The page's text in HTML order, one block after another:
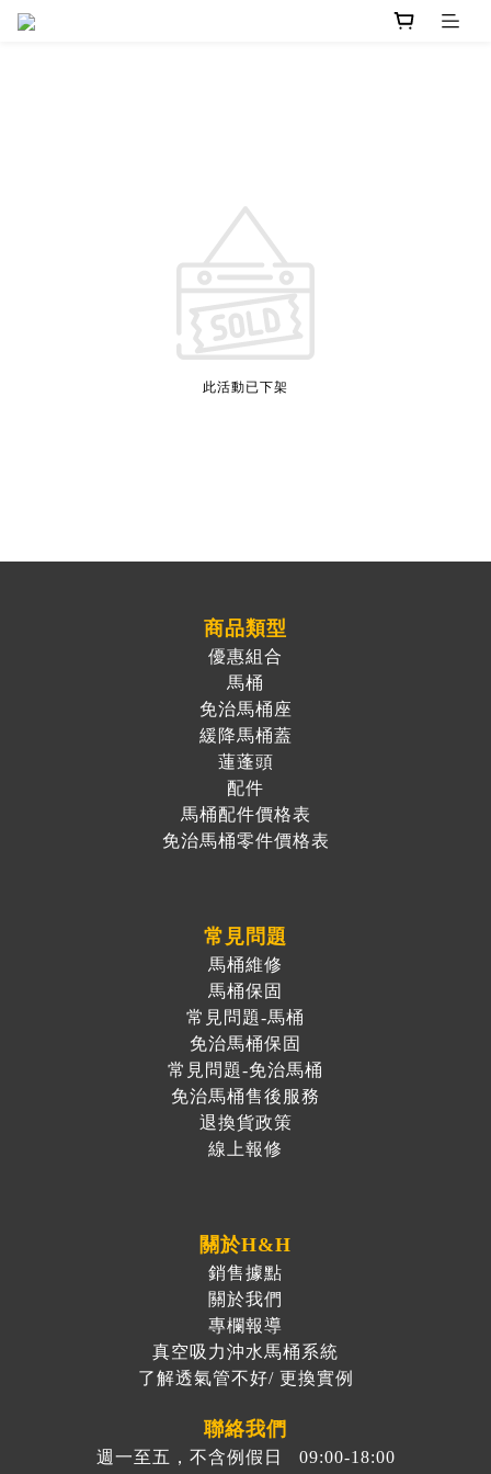
此活動已下架
商品類型
優惠組合
馬桶
免治馬桶座
緩降馬桶蓋
蓮蓬頭
配件
馬桶配件價格表
免治馬桶零件價格表
常見問題
馬桶維修
馬桶保固
常見問題-馬桶
免治馬桶保固
常見問題-免治馬桶
免治馬桶售後服務
退換貨政策
線上報修
關於H&H
銷售據點
關於我們
專欄報導
真空吸力沖水馬桶系統
了解透氣管不好/ 更換實例
聯絡我們
週一至五，不含例假日 09:00-18:00